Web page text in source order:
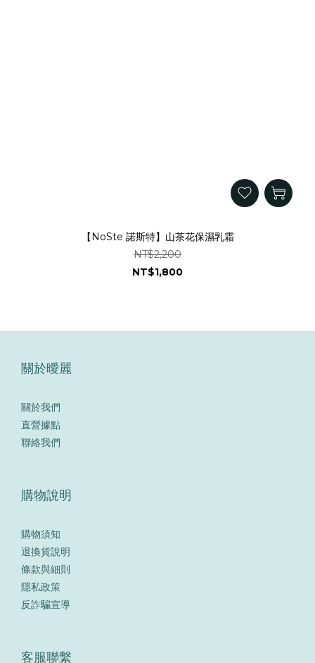
【NoSte 諾斯特】山茶花保濕乳霜
NT$2,200
NT$1,800
關於曖麗
關於我們
直營據點
聯絡我們
購物說明
購物須知
退換貨說明
條款與細則
隱私政策
反詐騙宣導
客服聯繫